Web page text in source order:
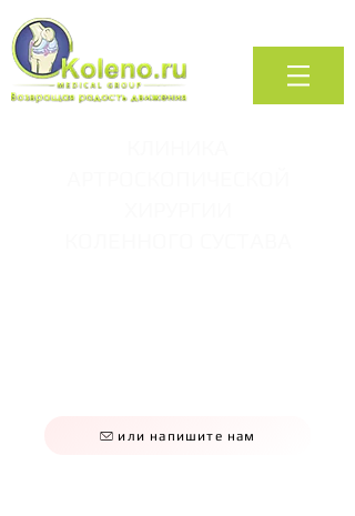
или напишите нам